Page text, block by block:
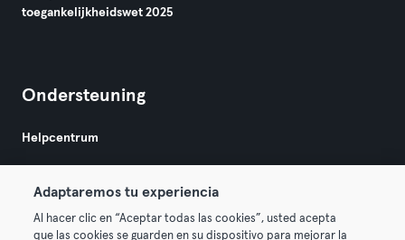
toegankelijkheidswet 2025
Ondersteuning
Helpcentrum
Adaptaremos tu experiencia
Al hacer clic en “Aceptar todas las cookies”, usted acepta
que las cookies se guarden en su dispositivo para mejorar la